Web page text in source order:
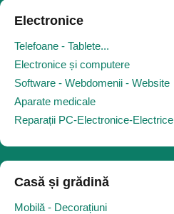
Electronice
Telefoane - Tablete...
Electronice și computere
Software - Webdomenii - Website
Aparate medicale
Reparații PC-Electronice-Electrice
Casă și grădină
Mobilă - Decorațiuni